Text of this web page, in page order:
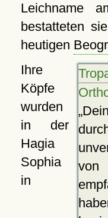
Leichname
bestatteten
heutigen
Ihre
Köpfe
wurden
in der
Hagia
Sophia
in